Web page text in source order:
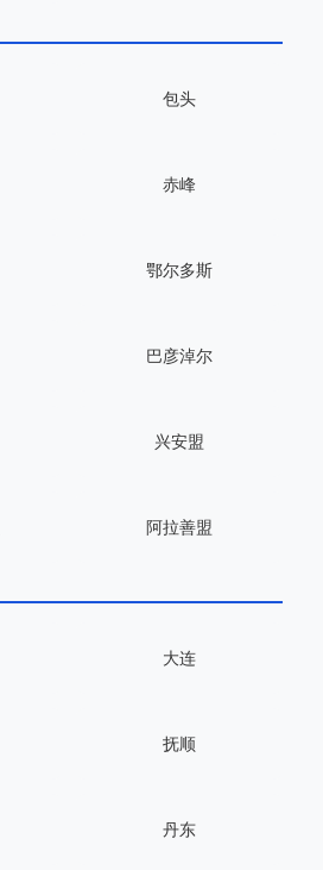
包头
赤峰
鄂尔多斯
巴彦淖尔
兴安盟
阿拉善盟
大连
抚顺
丹东